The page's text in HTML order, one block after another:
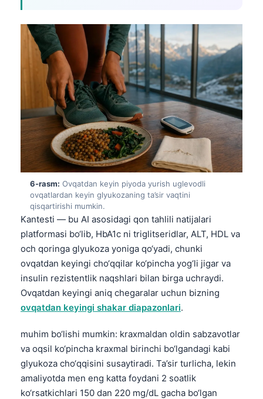
6-rasm: Ovqatdan keyin piyoda yurish uglevodli
ovqatlardan keyin glyukozaning ta’sir vaqtini
qisqartirishi mumkin.
Kantesti — bu AI asosidagi qon tahlili natijalari
platformasi bo‘lib, HbA1c ni triglitseridlar, ALT, HDL va
och qoringa glyukoza yoniga qo‘yadi, chunki
ovqatdan keyingi cho‘qqilar ko‘pincha yog‘li jigar va
insulin rezistentlik naqshlari bilan birga uchraydi.
Ovqatdan keyingi aniq chegaralar uchun bizning
ovqatdan keyingi shakar diapazonlari.
muhim bo‘lishi mumkin: kraxmaldan oldin sabzavotlar
va oqsil ko‘pincha kraxmal birinchi bo‘lgandagi kabi
glyukoza cho‘qqisini susaytiradi. Ta’sir turlicha, lekin
amaliyotda men eng katta foydani 2 soatlik
ko‘rsatkichlari 150 dan 220 mg/dL gacha bo‘lgan
Українська
Қазақ тілі
Suomi
Hrvatski
Slovenčina
كوردی‎
پښتو
سنڌي
සිංහල
অসমীয়া
Latviešu valoda
Македонски јазик
Euskara
Gàidhlig
Occitan
العربية المغربية
Afrikaans
Монгол